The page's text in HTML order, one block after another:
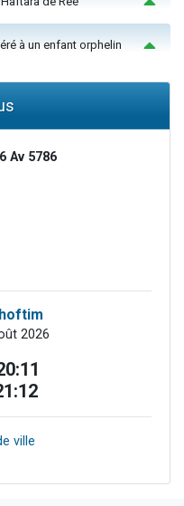
à un enfant orphelin
Av 5786
2026
ville